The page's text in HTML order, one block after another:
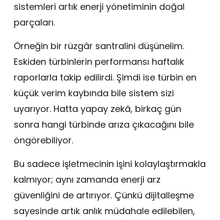
sistemleri artık enerji yönetiminin doğal
parçaları.
Örneğin bir rüzgâr santralini düşünelim.
Eskiden türbinlerin performansı haftalık
raporlarla takip edilirdi. Şimdi ise türbin en
küçük verim kaybında bile sistem sizi
uyarıyor. Hatta yapay zekâ, birkaç gün
sonra hangi türbinde arıza çıkacağını bile
öngörebiliyor.
Bu sadece işletmecinin işini kolaylaştırmakla
kalmıyor; aynı zamanda enerji arz
güvenliğini de artırıyor. Çünkü dijitalleşme
sayesinde artık anlık müdahale edilebilen,